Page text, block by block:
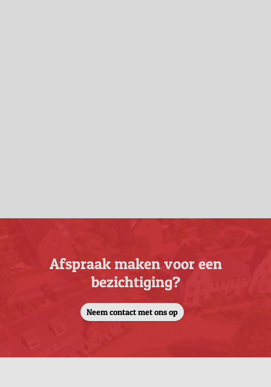
Afspraak maken voor een
bezichtiging?
Neem contact met ons op